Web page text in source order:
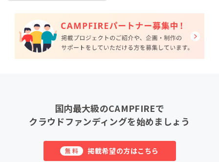
国内最大級のCAMPFIREで
クラウドファンディングを始めましょう
無料 掲載希望の方はこちら